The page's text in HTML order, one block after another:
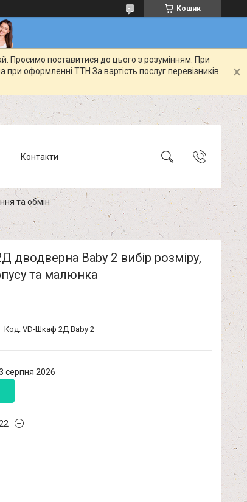
Кошик
Просимо поставитися до цього з розумінням. При
оформленні ТТН За вартість послуг перевізників
Контакти
та обмін
дводверна Baby 2 вибір розміру,
та малюнка
Код: VD-Шкаф 2Д Baby 2
серпня 2026